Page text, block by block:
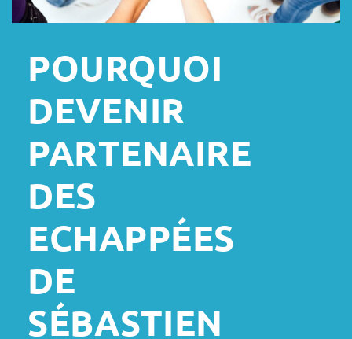
POURQUOI
DEVENIR
PARTENAIRE
DES
ECHAPPÉES
DE
SÉBASTIEN